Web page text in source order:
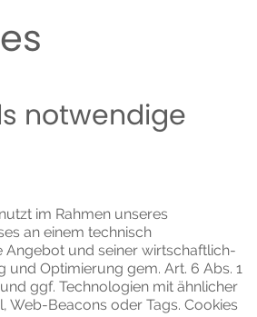
notwendige
im Rahmen unseres
an einem technisch
Angebot und seiner wirtschaftlich-
und Optimierung gem. Art. 6 Abs. 1
ggf. Technologien mit ähnlicher
Web-Beacons oder Tags. Cookies